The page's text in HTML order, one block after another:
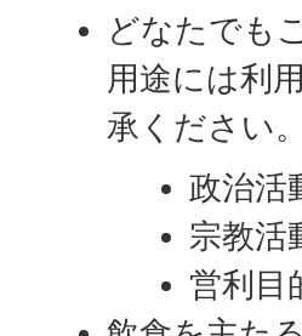
どなたでも
用途には利
承ください。
政治活
宗教活
営利目